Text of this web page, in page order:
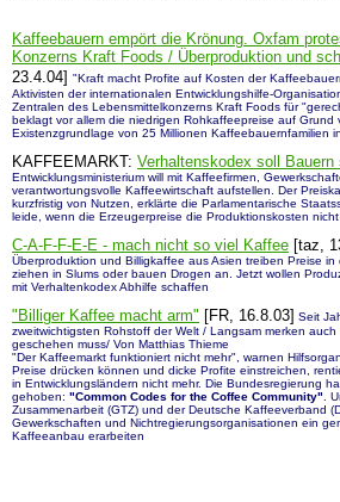
Kaffeebauern empört die Krönung. Oxfam
Konzerns Kraft Foods / Überproduktion und
23.4.04] "Kraft macht Profite auf Kosten der
Aktivisten der internationalen Entwicklungshilfe-
Zentralen des Lebensmittelkonzerns Kraft Foods für
beklagt vor allem die niedrigen Rohkaffeepreise auf
Existenzgrundlage von 25 Millionen Kaffeebauernfamilien
KAFFEEMARKT: Verhaltenskodex soll Bauern
Entwicklungsministerium will mit Kaffeefirmen,
verantwortungsvolle Kaffeewirtschaft aufstellen. Der
kurzfristig von Nutzen, erklärte die Parlamentarische
leide, wenn die Erzeugerpreise die Produktionskosten
C-A-F-F-E-E - mach nicht so viel Kaffee [taz,
Überproduktion und Billigkaffee aus Asien treiben Preise
ziehen in Slums oder bauen Drogen an. Jetzt wollen
mit Verhaltenkodex Abhilfe schaffen
"Billiger Kaffee macht arm" [FR, 16.8.03] Seit
zweitwichtigsten Rohstoff der Welt / Langsam merken
geschehen muss/ Von Matthias Thieme
"Der Kaffeemarkt funktioniert nicht mehr", warnen
Preise drücken können und dicke Profite einstreichen,
in Entwicklungsländern nicht mehr. Die Bundesregierung
gehoben: "Common Codes for the Coffee Community" .
Zusammenarbeit (GTZ) und der Deutsche Kaffeeverband
Gewerkschaften und Nichtregierungsorganisationen ein
Kaffeeanbau erarbeiten